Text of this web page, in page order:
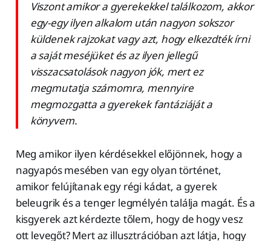
Viszont amikor a gyerekekkel találkozom, akkor
egy-egy ilyen alkalom után nagyon sokszor
küldenek rajzokat vagy azt, hogy elkezdték írni
a saját meséjüket és az ilyen jellegű
visszacsatolások nagyon jók, mert ez
megmutatja számomra, mennyire
megmozgatta a gyerekek fantáziáját a
könyvem.
Meg amikor ilyen kérdésekkel előjönnek, hogy a
nagyapós mesében van egy olyan történet,
amikor felújítanak egy régi kádat, a gyerek
beleugrik és a tenger legmélyén találja magát. És a
kisgyerek azt kérdezte tőlem, hogy de hogy vesz
ott levegőt? Mert az illusztrációban azt látja, hogy